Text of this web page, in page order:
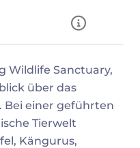
Wildlife Sanctuary,
über das
Bei einer geführten
Tierwelt
Kängurus,